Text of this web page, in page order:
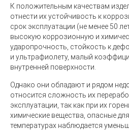
К положительным качествам
отнести их устойчивость к
срок эксплуатации (не менее 50
высокую коррозионную и
ударопрочность, стойкость к
и ультрафиолету, малый
внутренней поверхности.
Однако они обладают и рядом
относится сложность их
эксплуатации, так как при их
химические вещества, опасные
температурах наблюдается